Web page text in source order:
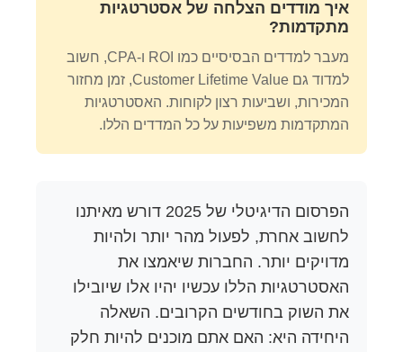
איך מודדים הצלחה של אסטרטגיות
מתקדמות?
מעבר למדדים הבסיסיים כמו ROI ו-CPA, חשוב
למדוד גם Customer Lifetime Value, זמן מחזור
המכירות, ושביעות רצון לקוחות. האסטרטגיות
המתקדמות משפיעות על כל המדדים הללו.
הפרסום הדיגיטלי של 2025 דורש מאיתנו
לחשוב אחרת, לפעול מהר יותר ולהיות
מדויקים יותר. החברות שיאמצו את
האסטרטגיות הללו עכשיו יהיו אלו שיובילו
את השוק בחודשים הקרובים. השאלה
היחידה היא: האם אתם מוכנים להיות חלק